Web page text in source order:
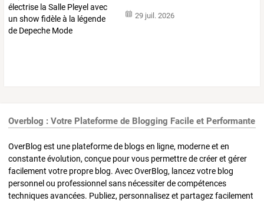
29 juil. 2026
Overblog : Votre Plateforme de Blogging Facile et Performante
OverBlog est une plateforme de blogs en ligne, moderne et en
constante évolution, conçue pour vous permettre de créer et gérer
facilement votre propre blog. Avec OverBlog, lancez votre blog
personnel ou professionnel sans nécessiter de compétences
techniques avancées. Publiez, personnalisez et partagez facilement